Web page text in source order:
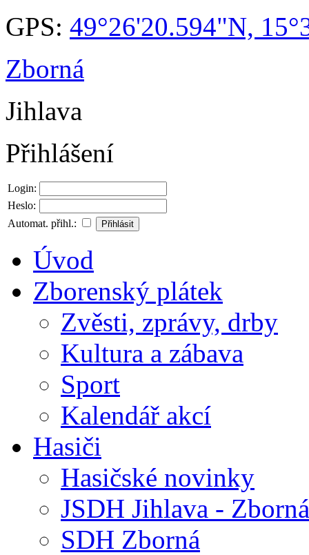
GPS: 49°26'20.594"N,
Zborná
Jihlava
Přihlášení
Login:
Heslo:
Automat. přihl.:
Úvod
Zborenský plátek
Zvěsti, zprávy, drby
Kultura a zábava
Sport
Kalendář akcí
Hasiči
Hasičské novinky
JSDH Jihlava - Zborná
SDH Zborná